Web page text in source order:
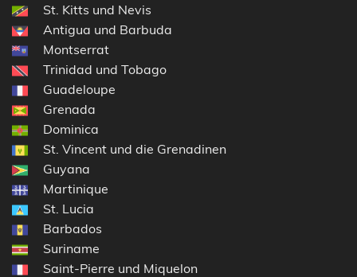
St. Kitts und Nevis
Antigua und Barbuda
Montserrat
Trinidad und Tobago
Guadeloupe
Grenada
Dominica
St. Vincent und die Grenadinen
Guyana
Martinique
St. Lucia
Barbados
Suriname
Saint-Pierre und Miquelon